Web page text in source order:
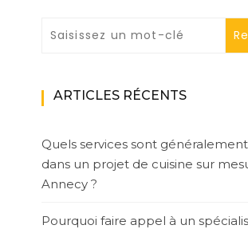
ARTICLES RÉCENTS
Quels services sont
dans un projet de cuisine sur
Annecy ?
Pourquoi faire appel à un